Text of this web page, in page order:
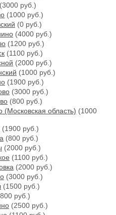
(3000 руб.)
(1000 руб.)
(0 руб.)
(4000 руб.)
(1200 руб.)
(1100 руб.)
(2000 руб.)
(1000 руб.)
(1900 руб.)
(3000 руб.)
(800 руб.)
(Московская область) (1000
(1900 руб.)
(800 руб.)
(2000 руб.)
(1100 руб.)
(2000 руб.)
(3000 руб.)
(1500 руб.)
руб.)
(2500 руб.)